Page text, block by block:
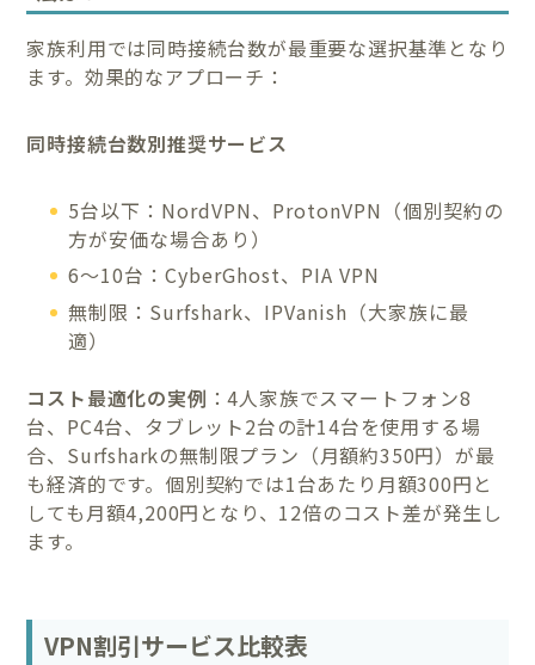
家族利用では同時接続台数が最重要な選択基準となり
ます。効果的なアプローチ：
同時接続台数別推奨サービス
5台以下：NordVPN、ProtonVPN（個別契約の
方が安価な場合あり）
6〜10台：CyberGhost、PIA VPN
無制限：Surfshark、IPVanish（大家族に最
適）
コスト最適化の実例 ：4人家族でスマートフォン8
台、PC4台、タブレット2台の計14台を使用する場
合、Surfsharkの無制限プラン（月額約350円）が最
も経済的です。個別契約では1台あたり月額300円と
しても月額4,200円となり、12倍のコスト差が発生し
ます。
VPN割引サービス比較表